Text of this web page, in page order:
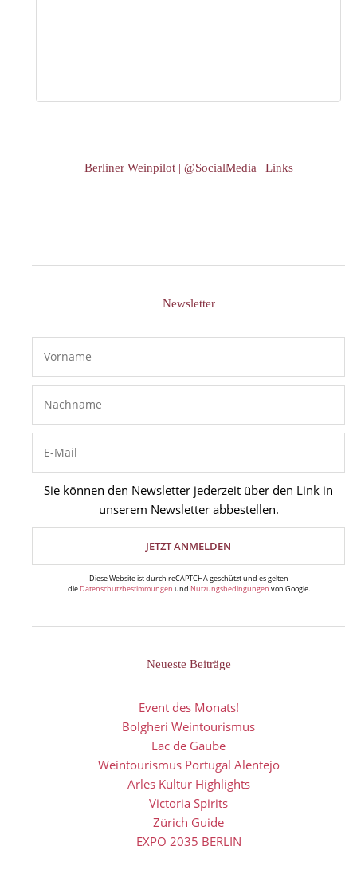
Berliner Weinpilot | @SocialMedia | Links
Newsletter
Sie können den Newsletter jederzeit über den Link in
unserem Newsletter abbestellen.
Diese Website ist durch reCAPTCHA geschützt und es gelten
die Datenschutzbestimmungen und Nutzungsbedingungen von Google.
Neueste Beiträge
Event des Monats!
Bolgheri Weintourismus
Lac de Gaube
Weintourismus Portugal Alentejo
Arles Kultur Highlights
Victoria Spirits
Zürich Guide
EXPO 2035 BERLIN